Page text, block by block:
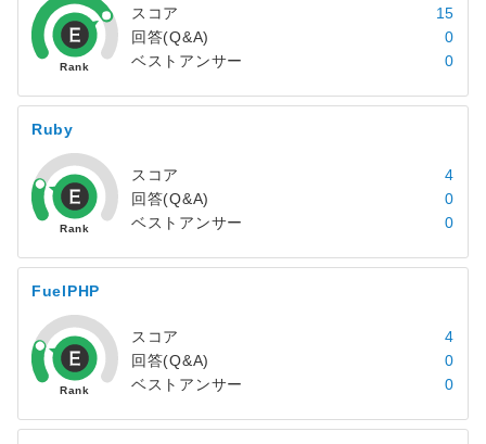
スコア
15
回答(Q&A)
0
ベストアンサー
0
Ruby
スコア
4
回答(Q&A)
0
ベストアンサー
0
FuelPHP
スコア
4
回答(Q&A)
0
ベストアンサー
0